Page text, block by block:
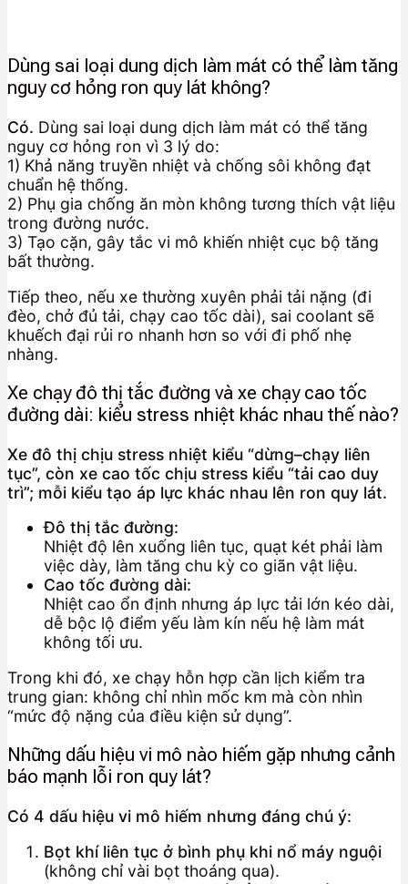
Dùng sai loại dung dịch làm mát có thể làm tăng
nguy cơ hỏng ron quy lát không?
Có. Dùng sai loại dung dịch làm mát có thể tăng
nguy cơ hỏng ron vì 3 lý do:
1) Khả năng truyền nhiệt và chống sôi không đạt
chuẩn hệ thống.
2) Phụ gia chống ăn mòn không tương thích vật liệu
trong đường nước.
3) Tạo cặn, gây tắc vi mô khiến nhiệt cục bộ tăng
bất thường.
Tiếp theo, nếu xe thường xuyên phải tải nặng (đi
đèo, chở đủ tải, chạy cao tốc dài), sai coolant sẽ
khuếch đại rủi ro nhanh hơn so với đi phố nhẹ
nhàng.
Xe chạy đô thị tắc đường và xe chạy cao tốc
đường dài: kiểu stress nhiệt khác nhau thế nào?
Xe đô thị chịu stress nhiệt kiểu “dừng–chạy liên
tục”, còn xe cao tốc chịu stress kiểu “tải cao duy
trì”; mỗi kiểu tạo áp lực khác nhau lên ron quy lát.
Đô thị tắc đường:
Nhiệt độ lên xuống liên tục, quạt két phải làm
việc dày, làm tăng chu kỳ co giãn vật liệu.
Cao tốc đường dài:
Nhiệt cao ổn định nhưng áp lực tải lớn kéo dài,
dễ bộc lộ điểm yếu làm kín nếu hệ làm mát
không tối ưu.
Trong khi đó, xe chạy hỗn hợp cần lịch kiểm tra
trung gian: không chỉ nhìn mốc km mà còn nhìn
“mức độ nặng của điều kiện sử dụng”.
Những dấu hiệu vi mô nào hiếm gặp nhưng cảnh
báo mạnh lỗi ron quy lát?
Có 4 dấu hiệu vi mô hiếm nhưng đáng chú ý:
Bọt khí liên tục ở bình phụ khi nổ máy nguội
(không chỉ vài bọt thoáng qua).